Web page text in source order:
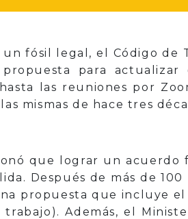
fósil legal, el Código de
para actualizar
las reuniones por
mismas de hace tres
que lograr un
Después de más de
propuesta que incluye
Además, el